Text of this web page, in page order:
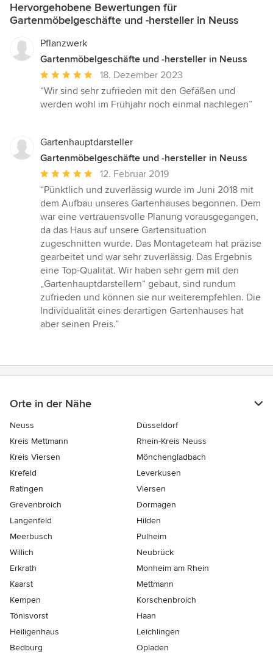
Hervorgehobene Bewertungen für
Gartenmöbelgeschäfte und -hersteller in Neuss
Pflanzwerk
Gartenmöbelgeschäfte und -hersteller in Neuss
Durchschnittliche
Bewertung:
5
Sternen
18. Dezember 2023
“Wir sind sehr zufrieden mit den Gefäßen und
werden wohl im Frühjahr noch einmal nachlegen”
Gartenhauptdarsteller
Gartenmöbelgeschäfte und -hersteller in Neuss
Durchschnittliche
Bewertung:
5
von
5
Sternen
12. Februar 2019
“Pünktlich und zuverlässig wurde im Juni 2018 mit
dem Aufbau unseres Gartenhauses begonnen. Dem
war eine vertrauensvolle Planung vorausgegangen,
da das Haus auf unsere Gartensituation
zugeschnitten wurde. Das Montageteam hat präzise
gearbeitet und war sehr zuverlässig. Das Ergebnis
eine Top-Qualität. Wir haben sehr gern mit den
„Gartenhauptdarstellern“ gebaut, sind rundum
zufrieden und können sie nur weiterempfehlen. Die
Individualität eines derartigen Gartenhauses hat
aber seinen Preis.”
Orte in der Nähe
Neuss
Düsseldorf
Kreis Mettmann
Rhein-Kreis Neuss
Kreis Viersen
Mönchengladbach
Krefeld
Leverkusen
Ratingen
Viersen
Grevenbroich
Dormagen
Langenfeld
Hilden
Meerbusch
Pulheim
Willich
Neubrück
Erkrath
Monheim am Rhein
Kaarst
Mettmann
Kempen
Korschenbroich
Tönisvorst
Haan
Heiligenhaus
Leichlingen
Bedburg
Opladen